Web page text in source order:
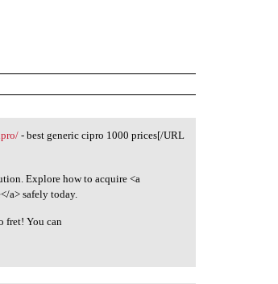
- best generic cipro 1000 prices[/URL
Explore how to acquire <a
a> safely today.
fret! You can